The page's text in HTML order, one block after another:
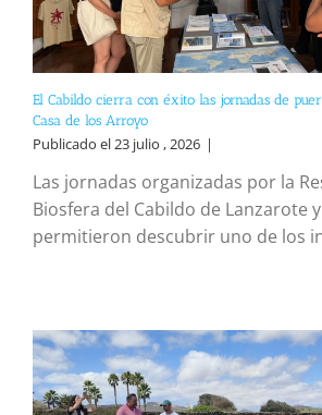
El Cabildo cierra con éxito las jornadas de
Casa de los Arroyo
Publicado el 23 julio , 2026 |
Las jornadas organizadas por la
Biosfera del Cabildo de Lanzarote
permitieron descubrir uno de los